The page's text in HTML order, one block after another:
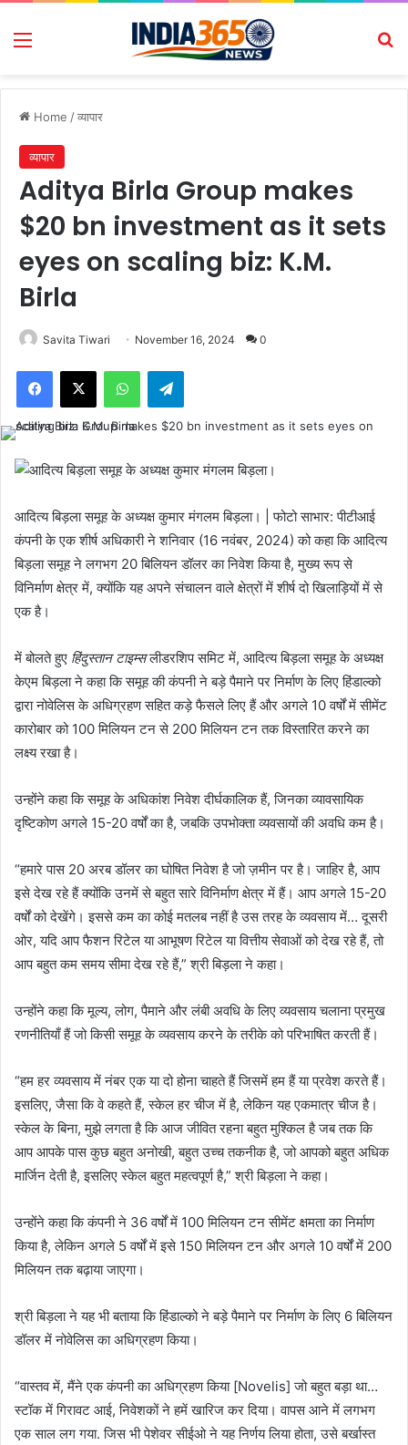
Menu
Home /व्यापार
व्यापार
Aditya Birla Group makes
$20 bn investment as it sets
eyes on scaling biz: K.M.
Birla
Savita Tiwari November 16, 2024 0
Facebook
X WhatsAppTelegram
आदित्य बिड़ला समूह के अध्यक्ष कुमार मंगलम बिड़ला। | फोटो साभार: पीटीआई
कंपनी के एक शीर्ष अधिकारी ने शनिवार (16 नवंबर, 2024) को कहा कि आदित्य
बिड़ला समूह ने लगभग 20 बिलियन डॉलर का निवेश किया है, मुख्य रूप से
विनिर्माण क्षेत्र में, क्योंकि यह अपने संचालन वाले क्षेत्रों में शीर्ष दो खिलाड़ियों में से
एक है।
में बोलते हुए हिंदुस्तान टाइम्सलीडरशिप समिट में, आदित्य बिड़ला समूह के अध्यक्ष
केएम बिड़ला ने कहा कि समूह की कंपनी ने बड़े पैमाने पर निर्माण के लिए हिंडाल्को
द्वारा नोवेलिस के अधिग्रहण सहित कड़े फैसले लिए हैं और अगले 10 वर्षों में सीमेंट
कारोबार को 100 मिलियन टन से 200 मिलियन टन तक विस्तारित करने का
लक्ष्य रखा है।
उन्होंने कहा कि समूह के अधिकांश निवेश दीर्घकालिक हैं, जिनका व्यावसायिक
दृष्टिकोण अगले 15-20 वर्षों का है, जबकि उपभोक्ता व्यवसायों की अवधि कम है।
“हमारे पास 20 अरब डॉलर का घोषित निवेश है जो ज़मीन पर है। जाहिर है, आप
इसे देख रहे हैं क्योंकि उनमें से बहुत सारे विनिर्माण क्षेत्र में हैं। आप अगले 15-20
वर्षों को देखेंगे। इससे कम का कोई मतलब नहीं है उस तरह के व्यवसाय में… दूसरी
ओर, यदि आप फैशन रिटेल या आभूषण रिटेल या वित्तीय सेवाओं को देख रहे हैं, तो
आप बहुत कम समय सीमा देख रहे हैं,” श्री बिड़ला ने कहा।
उन्होंने कहा कि मूल्य, लोग, पैमाने और लंबी अवधि के लिए व्यवसाय चलाना प्रमुख
रणनीतियाँ हैं जो किसी समूह के व्यवसाय करने के तरीके को परिभाषित करती हैं।
“हम हर व्यवसाय में नंबर एक या दो होना चाहते हैं जिसमें हम हैं या प्रवेश करते हैं।
इसलिए, जैसा कि वे कहते हैं, स्केल हर चीज में है, लेकिन यह एकमात्र चीज है।
स्केल के बिना, मुझे लगता है कि आज जीवित रहना बहुत मुश्किल है जब तक कि
आप आपके पास कुछ बहुत अनोखी, बहुत उच्च तकनीक है, जो आपको बहुत अधिक
मार्जिन देती है, इसलिए स्केल बहुत महत्वपूर्ण है,” श्री बिड़ला ने कहा।
उन्होंने कहा कि कंपनी ने 36 वर्षों में 100 मिलियन टन सीमेंट क्षमता का निर्माण
किया है, लेकिन अगले 5 वर्षों में इसे 150 मिलियन टन और अगले 10 वर्षों में 200
मिलियन तक बढ़ाया जाएगा।
श्री बिड़ला ने यह भी बताया कि हिंडाल्को ने बड़े पैमाने पर निर्माण के लिए 6 बिलियन
डॉलर में नोवेलिस का अधिग्रहण किया।
“वास्तव में, मैंने एक कंपनी का अधिग्रहण किया [Novelis] जो बहुत बड़ा था…
स्टॉक में गिरावट आई, निवेशकों ने हमें खारिज कर दिया। वापस आने में लगभग
एक साल लग गया. जिस भी पेशेवर सीईओ ने यह निर्णय लिया होता, उसे बर्खास्त